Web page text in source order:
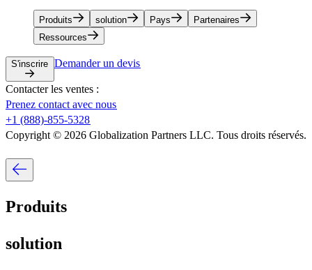
Produits​​ solution​​ Pays​​
Partenaires​​
Ressources​​
S'inscrire​​ Demander un devis​​
Contacter les ventes :​​
Prenez contact avec nous​​
+1 (888)-855-5328​​
Copyright © 2026 Globalization Partners LLC. Tous droits réservés.​​
Produits​​
solution​​